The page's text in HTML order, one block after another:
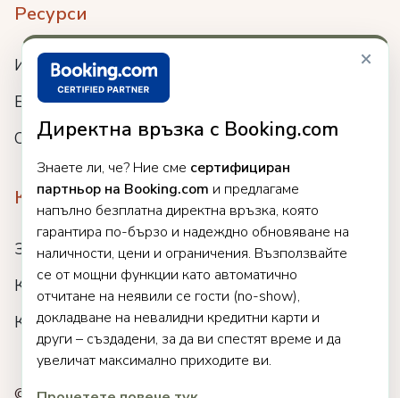
×
Директна връзка с Booking.com
Знаете ли, че? Ние сме сертифициран
партньор на Booking.com и предлагаме
напълно безплатна директна връзка, която
гарантира по-бързо и надеждно обновяване на
наличности, цени и ограничения. Възползвайте
се от мощни функции като автоматично
отчитане на неявили се гости (no-show),
докладване на невалидни кредитни карти и
други – създадени, за да ви спестят време и да
увеличат максимално приходите ви.
Ресурси
Интеграции
Блог
Събития
Компания
За нас
Кариери
Клиенти